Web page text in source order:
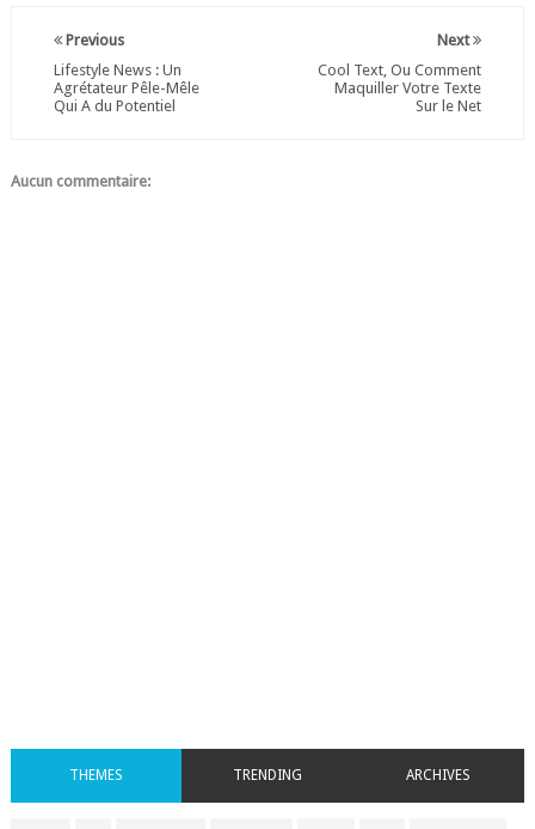
Next
Cool Text, Ou Comment
Maquiller Votre Texte
Sur le Net
Previous
Lifestyle News : Un
Agrétateur Pêle-Mêle
Qui A du Potentiel
Aucun commentaire:
THEMES TRENDING ARCHIVES